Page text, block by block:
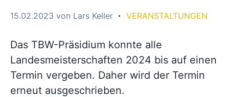
15.02.2023 von Lars Keller VERANSTALTUNGEN
Das TBW-Präsidium konnte alle
Landesmeisterschaften 2024 bis auf einen
Termin vergeben. Daher wird der Termin
erneut ausgeschrieben.